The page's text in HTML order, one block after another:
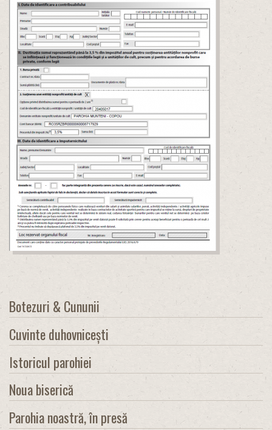
Botezuri & Cununii
Cuvinte duhovnicești
Istoricul parohiei
Noua biserică
Parohia noastră, în presă